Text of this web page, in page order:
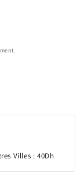
Villes : 40Dh